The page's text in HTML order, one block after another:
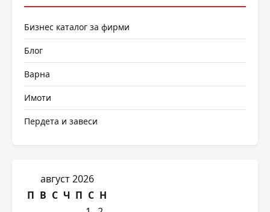
Бизнес каталог за фирми
Блог
Варна
Имоти
Пердета и завеси
август 2026
П В С Ч П С Н